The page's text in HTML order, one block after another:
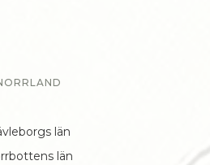
län
län